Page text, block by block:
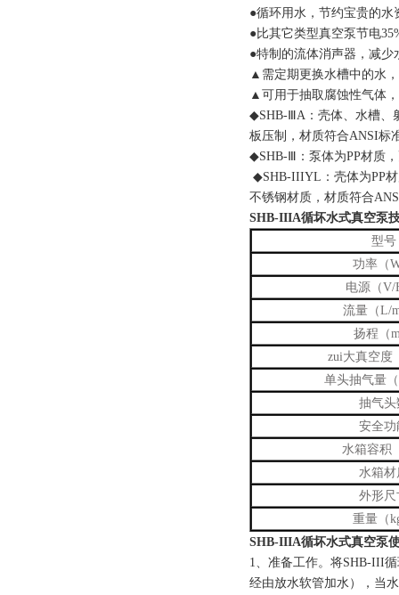
●循环用水，节约宝贵的水
●比其它类型真空泵节电
●特制的流体消声器，减
▲需定期更换水槽中的水
▲可用于抽取腐蚀性气体
◆SHB-ⅢA：壳体、水槽、
板压制，材质符合ANSI标
◆SHB-Ⅲ：泵体为PP材质
◆SHB-IIIYL：壳体为PP
不锈钢材质，材质符合
SHB-IIIA循坏水式真空泵​
型号
功率（
电源（V/
流量（L/
扬程（
zui大真空度
单头抽气量
抽气头
安全功
水箱容积
水箱材
外形尺
重量（
SHB-IIIA循坏水式真空泵
1、准备工作。将SHB-III
经由放水软管加水），当